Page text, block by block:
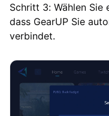
Schritt 3: Wählen Sie
dass GearUP Sie
verbindet.